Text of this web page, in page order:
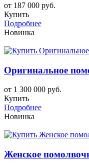
от 187 000 руб.
Купить
Подробнее
Новинка
Оригинальное
от 1 300 000 руб.
Купить
Подробнее
Новинка
Женское